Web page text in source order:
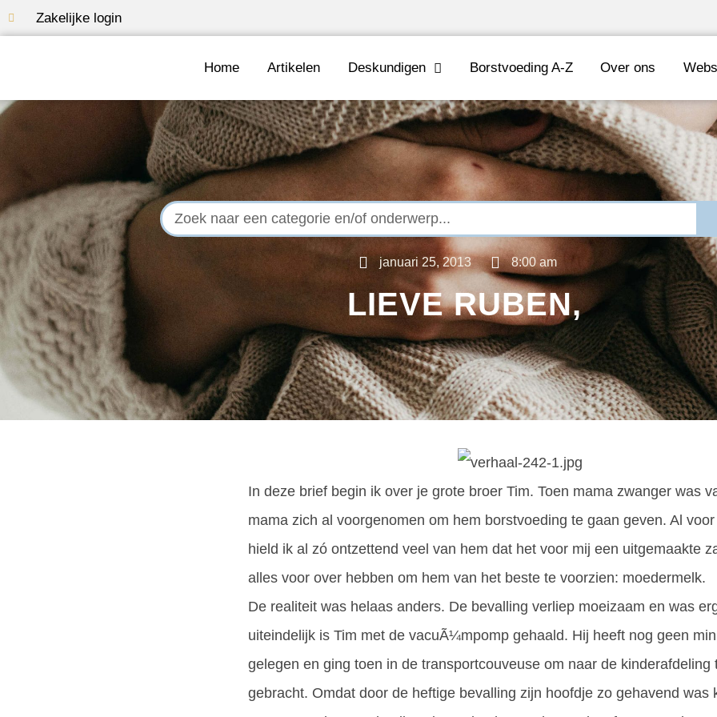
Zakelijke login
Home Artikelen Deskundigen Borstvoeding A-Z Over ons
januari 25, 2013 8:00 am
LIEVE RUBEN,
In deze brief begin ik over je grote broer Tim. Toen mama zwanger was
mama zich al voorgenomen om hem borstvoeding te gaan geven. Al
hield ik al zó ontzettend veel van hem dat het voor mij een uitgemaakte
alles voor over hebben om hem van het beste te voorzien: moedermelk.
De realiteit was helaas anders. De bevalling verliep moeizaam en was
uiteindelijk is Tim met de vacuÃ¼mpomp gehaald. Hij heeft nog geen
gelegen en ging toen in de transportcouveuse om naar de kinderafdeling
gebracht. Omdat door de heftige bevalling zijn hoofdje zo gehavend was